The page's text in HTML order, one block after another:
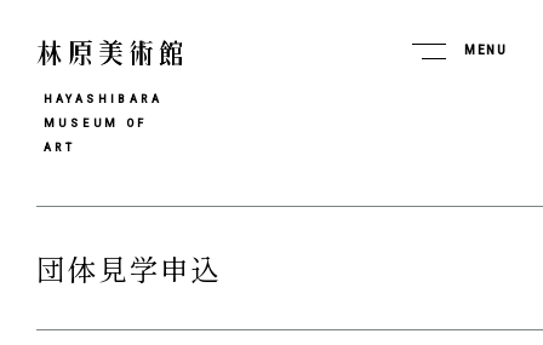
MENU
HAYASHIBARA
MUSEUM OF
ART
団体見学申込